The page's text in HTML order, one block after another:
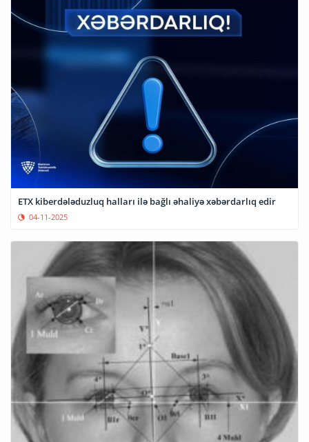
ETX kiberdələduzluq halları ilə bağlı əhaliyə xəbərdarlıq edir
04-11-2025